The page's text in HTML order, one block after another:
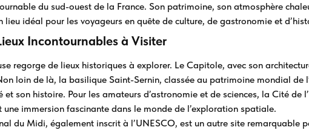
du sud-ouest de la France. Son patrimoine, son atmosphère
lieu idéal pour les voyageurs en quête de culture, de gastronomie et
Incontournables à Visiter
regorge de lieux historiques à explorer. Le Capitole, avec son
loin de là, la basilique Saint-Sernin, classée au patrimoine mondial de
et son histoire. Pour les amateurs d’astronomie et de sciences, la Cité de
une immersion fascinante dans le monde de l’exploration spatiale.
du Midi, également inscrit à l’UNESCO, est un autre site remarquable